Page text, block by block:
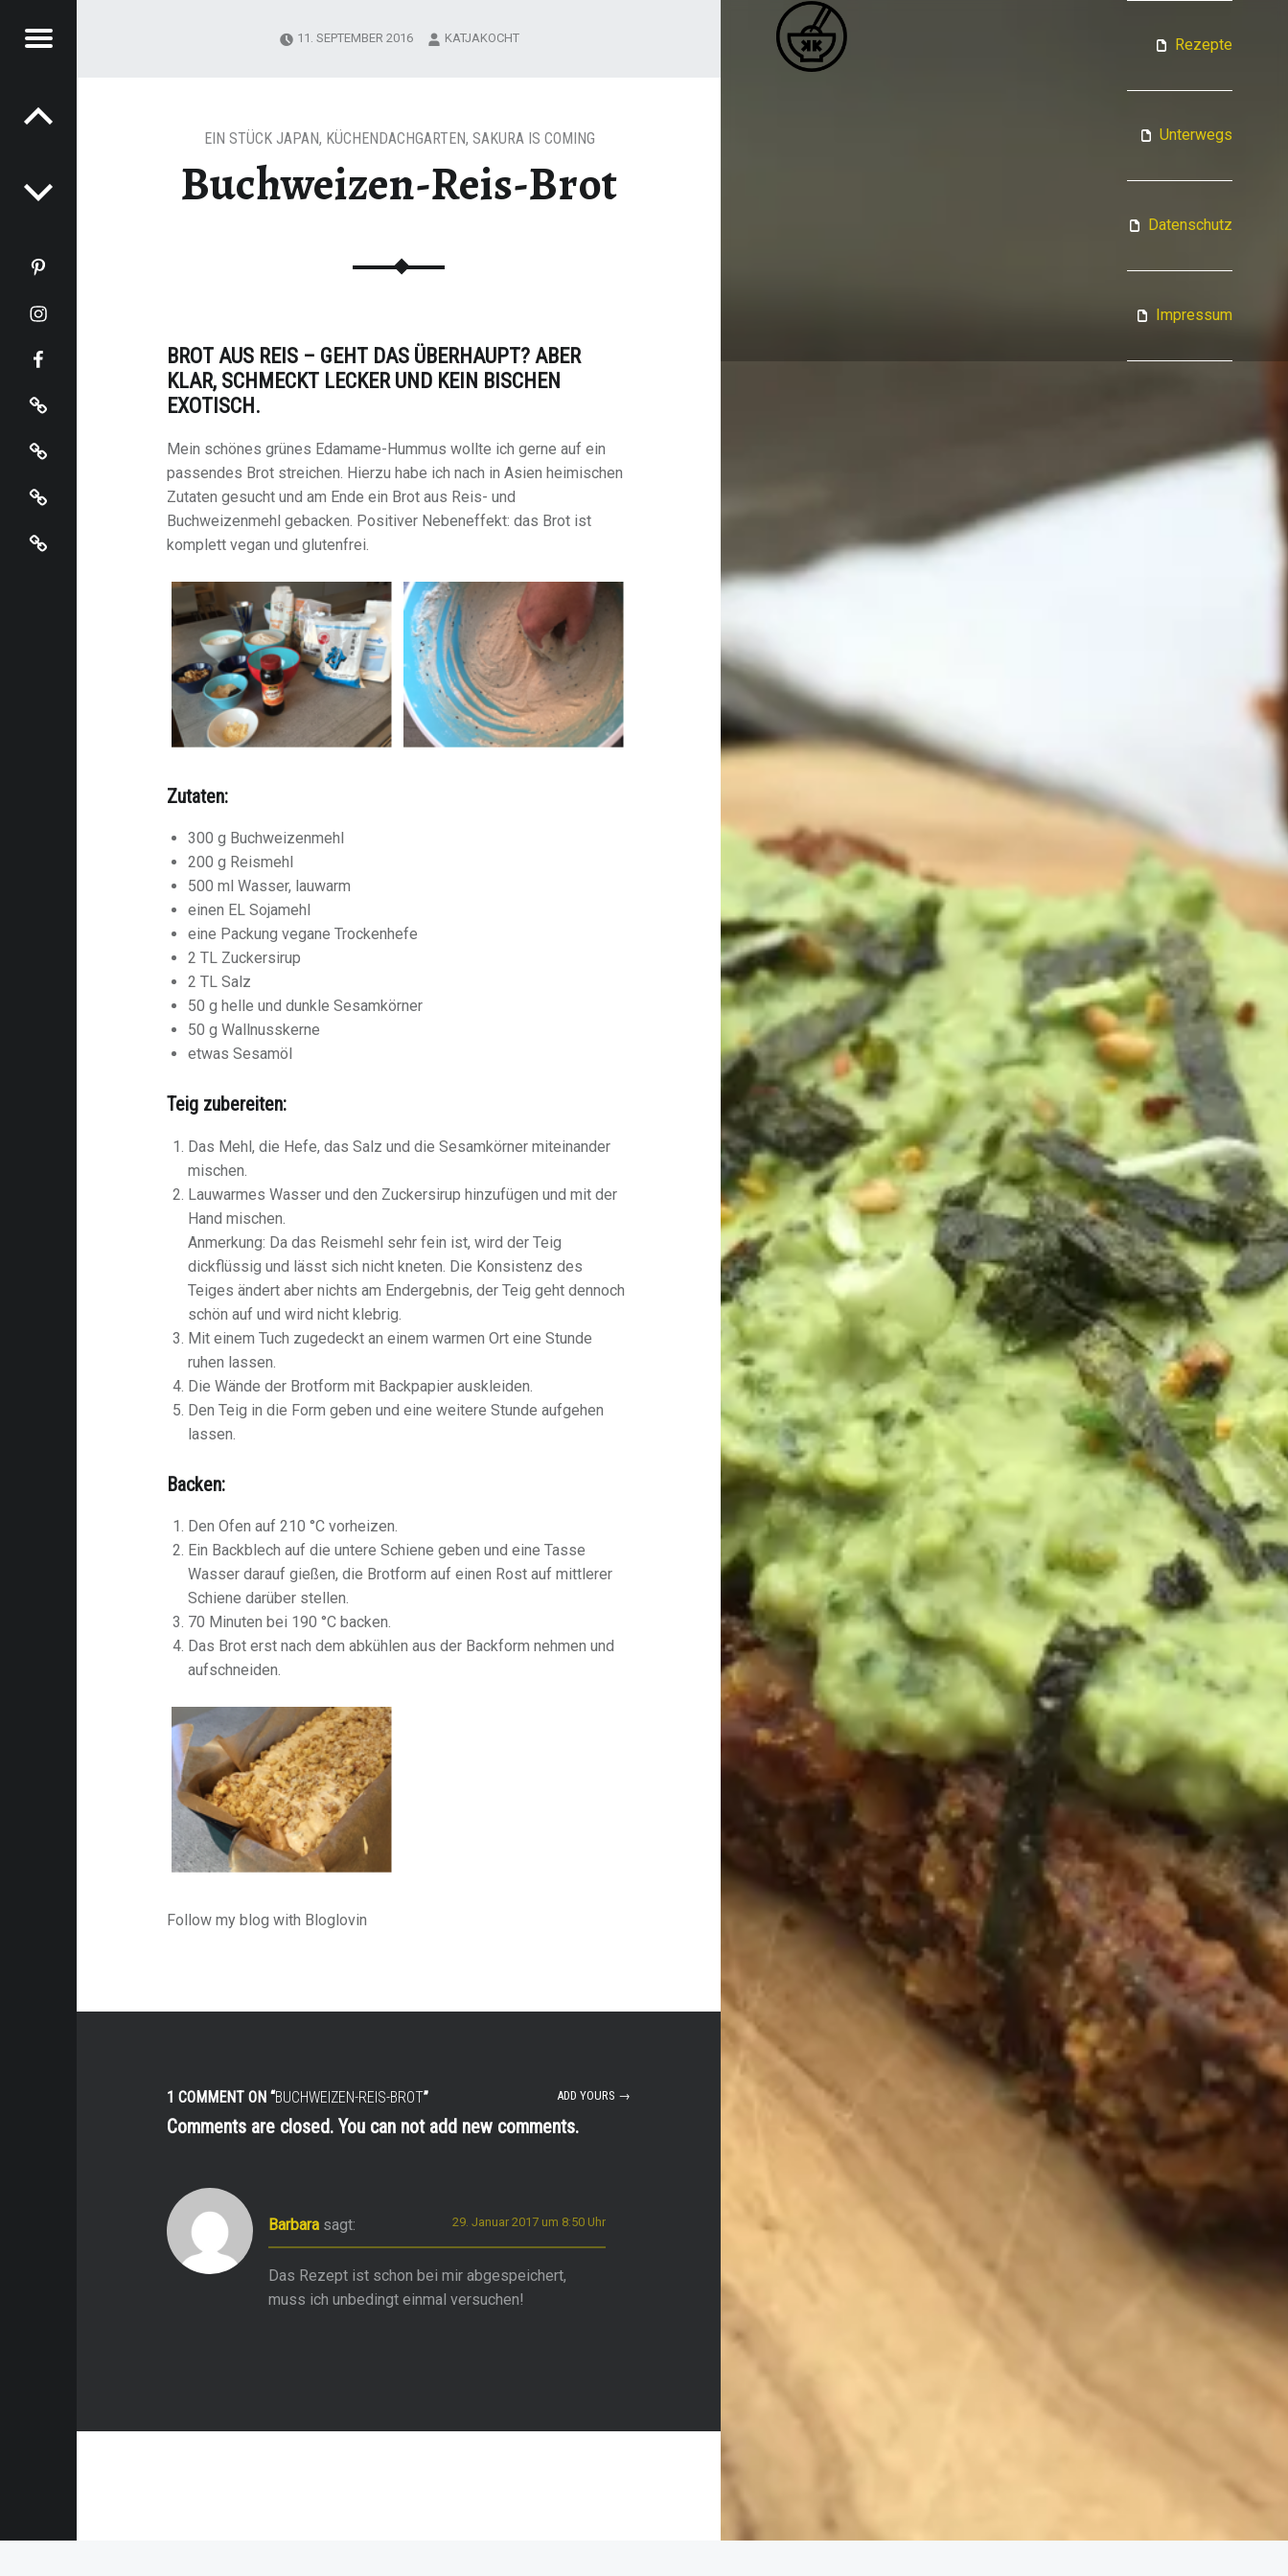
BUCHWEIZEN-REIS-BROT – KATJA KOCHT
Menu Rezepte
Unterwegs
Datenschutz
Impressum
Buchweizen-Reis-Brot
EIN STÜCK JAPAN, KÜCHENDACHGARTEN, SAKURA IS COMING
BROT AUS REIS – GEHT DAS ÜBERHAUPT? ABER
KLAR, SCHMECKT LECKER UND KEIN BISCHEN
EXOTISCH.
Mein schönes grünes Edamame-Hummus wollte ich gerne auf ein
passendes Brot streichen. Hierzu habe ich nach in Asien heimischen
Zutaten gesucht und am Ende ein Brot aus Reis- und
Buchweizenmehl gebacken. Positiver Nebeneffekt: das Brot ist
komplett vegan und glutenfrei.
Zutaten:
300 g Buchweizenmehl
200 g Reismehl
500 ml Wasser, lauwarm
einen EL Sojamehl
eine Packung vegane Trockenhefe
2 TL Zuckersirup
2 TL Salz
50 g helle und dunkle Sesamkörner
50 g Wallnusskerne
etwas Sesamöl
Teig zubereiten:
Das Mehl, die Hefe, das Salz und die Sesamkörner miteinander
mischen.
Lauwarmes Wasser und den Zuckersirup hinzufügen und mit der
Hand mischen.
Anmerkung: Da das Reismehl sehr fein ist, wird der Teig
dickflüssig und lässt sich nicht kneten. Die Konsistenz des
Teiges ändert aber nichts am Endergebnis, der Teig geht dennoch
schön auf und wird nicht klebrig.
Mit einem Tuch zugedeckt an einem warmen Ort eine Stunde
ruhen lassen.
Die Wände der Brotform mit Backpapier auskleiden.
Den Teig in die Form geben und eine weitere Stunde aufgehen
lassen.
Backen:
Den Ofen auf 210 °C vorheizen.
Ein Backblech auf die untere Schiene geben und eine Tasse
Wasser darauf gießen, die Brotform auf einen Rost auf mittlerer
Schiene darüber stellen.
70 Minuten bei 190 °C backen.
Das Brot erst nach dem abkühlen aus der Backform nehmen und
aufschneiden.
Follow my blog with Bloglovin
11. SEPTEMBER 2016 KATJAKOCHT
1 COMMENT ON “BUCHWEIZEN-REIS-BROT” ADD YOURS →
Comments are closed. You can not add new comments.
Barbara sagt: 29. Januar 2017 um 8:50 Uhr
Das Rezept ist schon bei mir abgespeichert,
muss ich unbedingt einmal versuchen!